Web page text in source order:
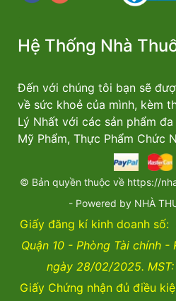
Hệ Thống Nhà
Đến với chúng tôi bạn sẽ
về sức khoẻ của mình, kèm
Lý Nhất với các sản phẩm
Mỹ Phẩm, Thực Phẩm Chức
© Bản quyền thuộc về https://
- Powered by NHÀ
Giấy đăng kí kinh doanh số:
Quận 10 - Phòng Tài chính -
ngày 28/02/2025.
Giấy Chứng nhận đủ điều